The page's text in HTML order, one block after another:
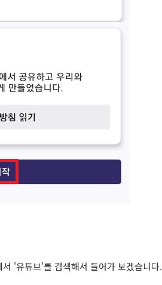
'유튜브'를 검색해서 들어가 보겠습니다.